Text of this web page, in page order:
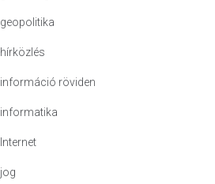
geopolitika
hírközlés
információ röviden
informatika
Internet
jog